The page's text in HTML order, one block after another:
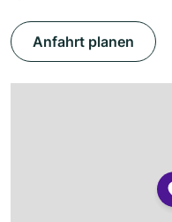
Anfahrt planen